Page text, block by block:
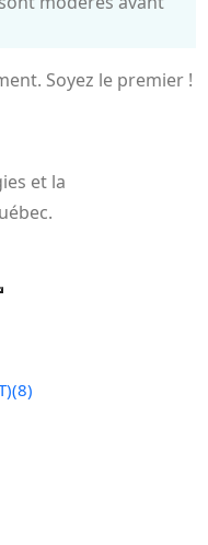
Soyez le premier !
et la
(8)